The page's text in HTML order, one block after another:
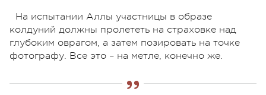
На испытании Аллы участницы в образе
колдуний должны пролететь на страховке над
глубоким оврагом, а затем позировать на точке
фотографу. Все это – на метле, конечно же.